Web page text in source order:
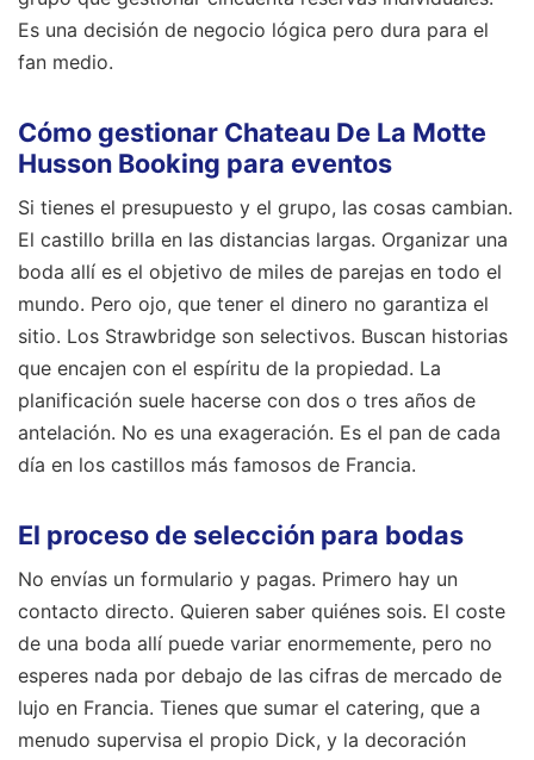
Es una decisión de negocio lógica pero dura para el
fan medio.
Cómo gestionar Chateau De La Motte
Husson Booking para eventos
Si tienes el presupuesto y el grupo, las cosas cambian.
El castillo brilla en las distancias largas. Organizar una
boda allí es el objetivo de miles de parejas en todo el
mundo. Pero ojo, que tener el dinero no garantiza el
sitio. Los Strawbridge son selectivos. Buscan historias
que encajen con el espíritu de la propiedad. La
planificación suele hacerse con dos o tres años de
antelación. No es una exageración. Es el pan de cada
día en los castillos más famosos de Francia.
El proceso de selección para bodas
No envías un formulario y pagas. Primero hay un
contacto directo. Quieren saber quiénes sois. El coste
de una boda allí puede variar enormemente, pero no
esperes nada por debajo de las cifras de mercado de
lujo en Francia. Tienes que sumar el catering, que a
menudo supervisa el propio Dick, y la decoración